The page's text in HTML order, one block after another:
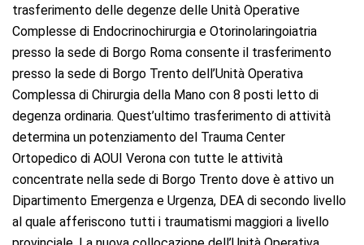
trasferimento delle degenze delle Unità Operative
Complesse di Endocrinochirurgia e Otorinolaringoiatria
presso la sede di Borgo Roma consente il trasferimento
presso la sede di Borgo Trento dell’Unità Operativa
Complessa di Chirurgia della Mano con 8 posti letto di
degenza ordinaria. Quest’ultimo trasferimento di attività
determina un potenziamento del Trauma Center
Ortopedico di AOUI Verona con tutte le attività
concentrate nella sede di Borgo Trento dove è attivo un
Dipartimento Emergenza e Urgenza, DEA di secondo livello
al quale afferiscono tutti i traumatismi maggiori a livello